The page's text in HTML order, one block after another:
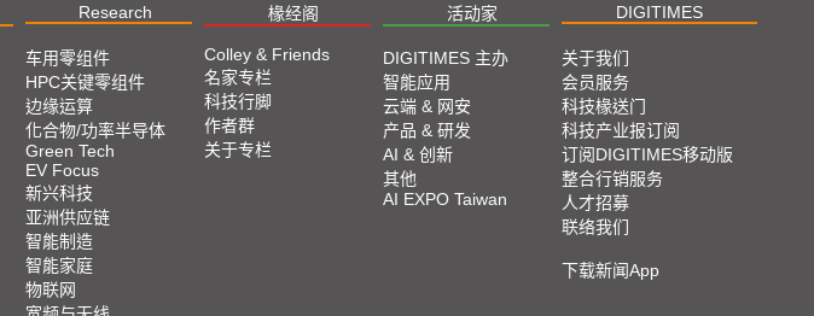
Research 椽经阁 活动家 DIGITIMES
车用零组件
HPC关键零组件
边缘运算
化合物/功率半导体
Green Tech
EV Focus
新兴科技
亚洲供应链
智能制造
智能家庭
物联网
Colley & Friends
名家专栏
科技行脚
作者群
关于专栏
DIGITIMES 主办
智能应用
云端 & 网安
产品 & 研发
AI & 创新
其他
AI EXPO Taiwan
关于我们
会员服务
科技椽送门
科技产业报订阅
订阅DIGITIMES移动版
整合行销服务
人才招募
联络我们
下载新闻App